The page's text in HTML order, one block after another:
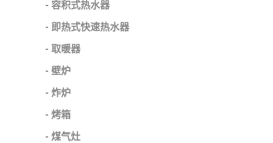
- 容积式热水器
- 即热式快速热水器
- 取暖器
- 壁炉
- 炸炉
- 烤箱
- 煤气灶